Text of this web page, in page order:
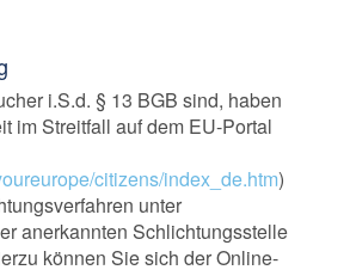
i.S.d. § 13 BGB sind, haben
im Streitfall auf dem EU-Portal
citizens/index_de.htm)
unter
anerkannten Schlichtungsstelle
können Sie sich der Online-